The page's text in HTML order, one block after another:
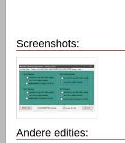
Screenshots:
Andere edities: